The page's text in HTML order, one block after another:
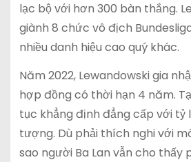
lạc bộ với hơn 300 bàn thắng.
giành 8 chức vô địch
nhiều danh hiệu cao quý khác.
Năm 2022, Lewandowski gia
hợp đồng có thời hạn 4 năm.
tục khẳng định đẳng cấp với tỷ
tượng. Dù phải thích nghi với
sao người Ba Lan vẫn cho thấy